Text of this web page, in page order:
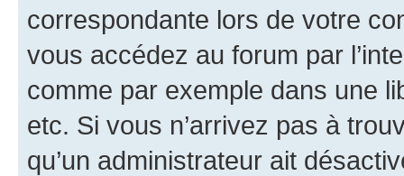
correspondante lors de votre
vous accédez au forum par
comme par exemple dans une
etc. Si vous n’arrivez pas à
qu’un administrateur ait